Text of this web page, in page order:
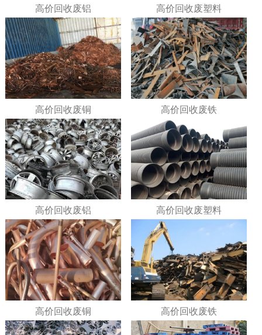
高价回收废铝 高价回收废塑料
高价回收废铜 高价回收废铁
高价回收废铝 高价回收废塑料
高价回收废铜 高价回收废铁